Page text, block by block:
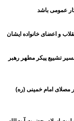
عمومی باشد
و اعضای خانواده ایشان
تشییع پیکر مطهر رهبر
مصلای امام خمینی (ره)